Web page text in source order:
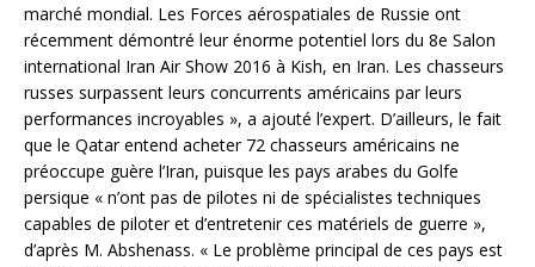
marché mondial. Les Forces aérospatiales de Russie ont
récemment démontré leur énorme potentiel lors du 8e Salon
international Iran Air Show 2016 à Kish, en Iran. Les chasseurs
russes surpassent leurs concurrents américains par leurs
performances incroyables », a ajouté l’expert. D’ailleurs, le fait
que le Qatar entend acheter 72 chasseurs américains ne
préoccupe guère l’Iran, puisque les pays arabes du Golfe
persique « n’ont pas de pilotes ni de spécialistes techniques
capables de piloter et d’entretenir ces matériels de guerre »,
d’après M. Abshenass. « Le problème principal de ces pays est